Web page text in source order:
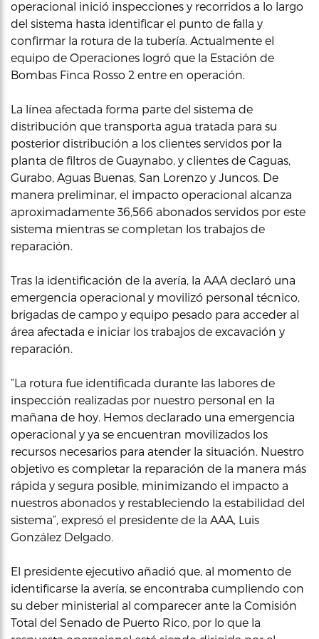
operacional inició inspecciones y recorridos a lo largo
del sistema hasta identificar el punto de falla y
confirmar la rotura de la tubería. Actualmente el
equipo de Operaciones logró que la Estación de
Bombas Finca Rosso 2 entre en operación.
La línea afectada forma parte del sistema de
distribución que transporta agua tratada para su
posterior distribución a los clientes servidos por la
planta de filtros de Guaynabo, y clientes de Caguas,
Gurabo, Aguas Buenas, San Lorenzo y Juncos. De
manera preliminar, el impacto operacional alcanza
aproximadamente 36,566 abonados servidos por este
sistema mientras se completan los trabajos de
reparación.
Tras la identificación de la avería, la AAA declaró una
emergencia operacional y movilizó personal técnico,
brigadas de campo y equipo pesado para acceder al
área afectada e iniciar los trabajos de excavación y
reparación.
“La rotura fue identificada durante las labores de
inspección realizadas por nuestro personal en la
mañana de hoy. Hemos declarado una emergencia
operacional y ya se encuentran movilizados los
recursos necesarios para atender la situación. Nuestro
objetivo es completar la reparación de la manera más
rápida y segura posible, minimizando el impacto a
nuestros abonados y restableciendo la estabilidad del
sistema”, expresó el presidente de la AAA, Luis
González Delgado.
El presidente ejecutivo añadió que, al momento de
identificarse la avería, se encontraba cumpliendo con
su deber ministerial al comparecer ante la Comisión
Total del Senado de Puerto Rico, por lo que la